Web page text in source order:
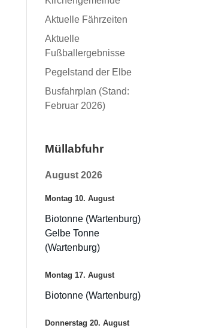
Aktuelle Fährzeiten
Aktuelle
Fußballergebnisse
Pegelstand der Elbe
Busfahrplan (Stand:
Februar 2026)
Müllabfuhr
August 2026
Montag 10. August
Biotonne (Wartenburg)
Gelbe Tonne
(Wartenburg)
Montag 17. August
Biotonne (Wartenburg)
Donnerstag 20. August